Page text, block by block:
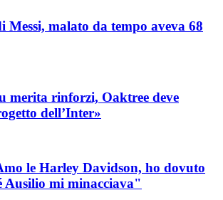
malato da tempo aveva 68
merita rinforzi, Oaktree deve
dell’Inter»
le Harley Davidson, ho dovuto
Ausilio mi minacciava"